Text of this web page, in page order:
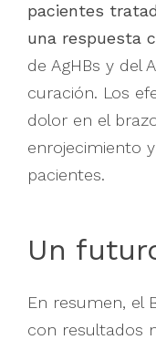
pacientes
una respuesta
de AgHBs y del
curación. Los
dolor en el
enrojecimiento
pacientes.
Un
En resumen, el
con resultados